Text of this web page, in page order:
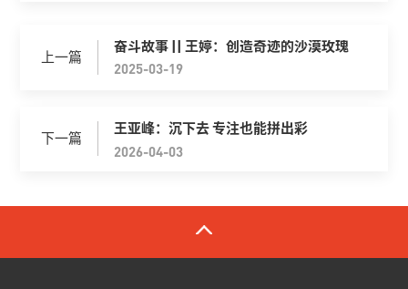
上一篇
奋斗故事 || 王婷：创造奇迹的沙漠玫瑰
2025-03-19
下一篇
王亚峰：沉下去 专注也能拼出彩
2026-04-03